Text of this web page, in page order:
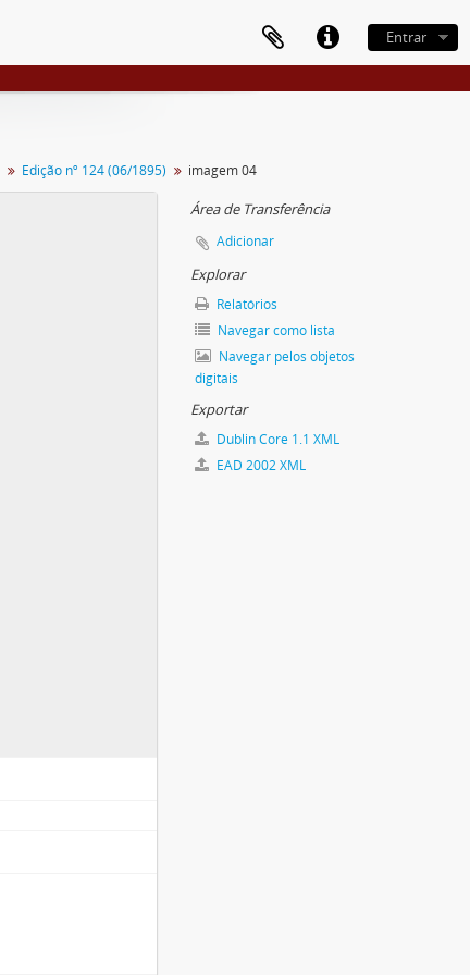
Entrar
Edição nº 124 (06/1895) imagem 04
Área de Transferência
Adicionar
Explorar
Relatórios
Navegar como lista
Navegar pelos objetos
digitais
Exportar
Dublin Core 1.1 XML
EAD 2002 XML